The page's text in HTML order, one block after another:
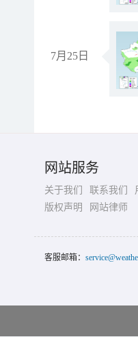
7月25日
网站服务
关于我们 联系我们
版权声明
网站律师
客服邮箱：